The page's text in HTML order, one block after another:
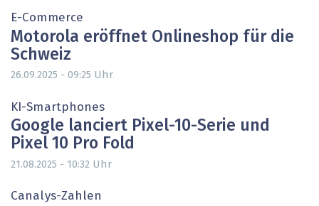
E-Commerce
Motorola eröffnet Onlineshop für die
Schweiz
26.09.2025 - 09:25 Uhr
KI-Smartphones
Google lanciert Pixel-10-Serie und
Pixel 10 Pro Fold
21.08.2025 - 10:32 Uhr
Canalys-Zahlen